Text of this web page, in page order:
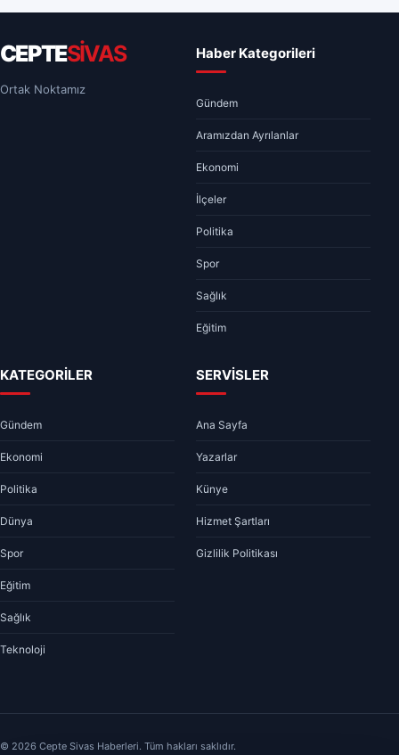
CEPTESİVAS
Ortak Noktamız
Haber Kategorileri
Gündem
Aramızdan Ayrılanlar
Ekonomi
İlçeler
Politika
Spor
Sağlık
Eğitim
KATEGORİLER
Gündem
Ekonomi
Politika
Dünya
Spor
Eğitim
Sağlık
Teknoloji
SERVİSLER
Ana Sayfa
Yazarlar
Künye
Hizmet Şartları
Gizlilik Politikası
© 2026 Cepte Sivas Haberleri. Tüm hakları saklıdır.